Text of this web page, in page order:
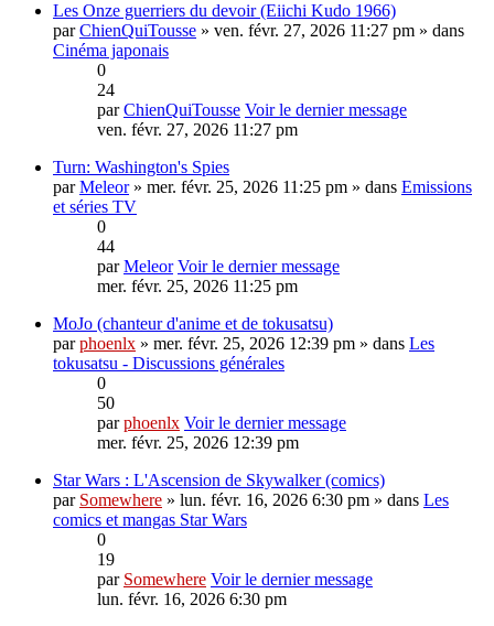
Les Onze guerriers du devoir (Eiichi Kudo 1966)
parChienQuiTousse » ven. févr. 27, 2026 11:27 pm » dans
Cinéma japonais
0
24
parChienQuiTousse Voir le dernier message
ven. févr. 27, 2026 11:27 pm
Turn: Washington's Spies
parMeleor» mer. févr. 25, 2026 11:25 pm » dans Emissions
et séries TV
0
44
parMeleor Voir le dernier message
mer. févr. 25, 2026 11:25 pm
MoJo (chanteur d'anime et de tokusatsu)
parphoenlx » mer. févr. 25, 2026 12:39 pm » dans Les
tokusatsu - Discussions générales
0
50
parphoenlx Voir le dernier message
mer. févr. 25, 2026 12:39 pm
Star Wars : L'Ascension de Skywalker (comics)
par Somewhere » lun. févr. 16, 2026 6:30 pm » dans Les
comics et mangas Star Wars
0
19
par Somewhere Voir le dernier message
lun. févr. 16, 2026 6:30 pm